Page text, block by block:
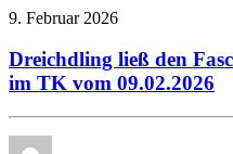
9. Februar 2026
Dreichdling ließ den
im TK vom 09.02.2026